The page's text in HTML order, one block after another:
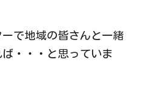
で地域の皆さんと一緒
・・・と思っていま